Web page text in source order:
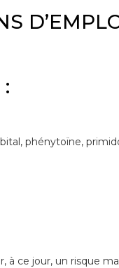
phénytoïne,
ce jour, un risque